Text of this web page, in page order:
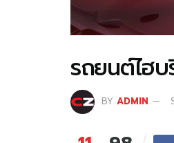
รถยนต์ไฮบ
BY ADMIN